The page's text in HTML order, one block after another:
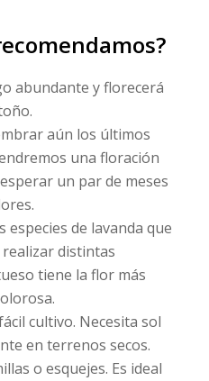
abundante y florecerá
aún los últimos
una floración
un par de meses
especies de lavanda que
distintas
tiene la flor más
cultivo. Necesita sol
en terrenos secos.
o esquejes. Es ideal